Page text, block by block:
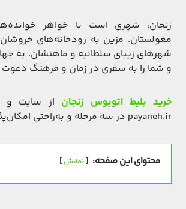
زنجان، شهری است با خواهر
مغولستان. مزین به رودخانه‌های
شهرهای زیبای سلطانیه و ماهنشان. به
و شما را به سفری در زمان و فرهنگ
خرید بلیط اتوبوس زنجان از سایت و
payaneh.ir در سه مرحله و به‌راحتی امکان‌پذیر است.
محتوای این صفحه: نمایش